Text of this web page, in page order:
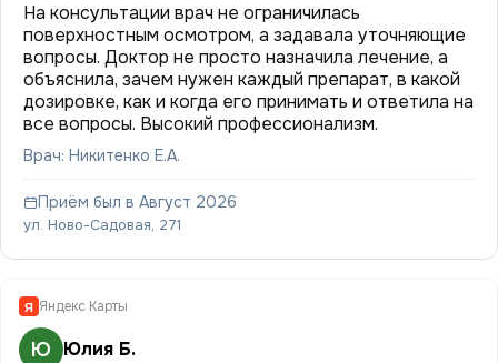
На консультации врач не ограничилась
поверхностным осмотром, а задавала уточняющие
вопросы. Доктор не просто назначила лечение, а
объяснила, зачем нужен каждый препарат, в какой
дозировке, как и когда его принимать и ответила на
все вопросы. Высокий профессионализм.
Врач: Никитенко Е.А.
Приём был в Август 2026
ул. Ново-Садовая, 271
Я Яндекс Карты
Ю Юлия Б.